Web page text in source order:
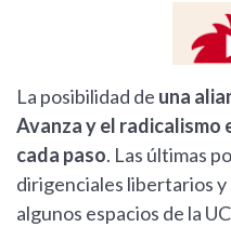
La posibilidad de una
Avanza y el
cada paso. Las últimas
dirigenciales libertarios
algunos espacios de la